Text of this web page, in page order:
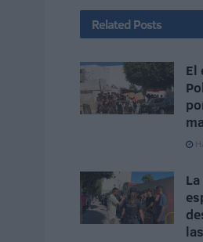
Related Posts
El